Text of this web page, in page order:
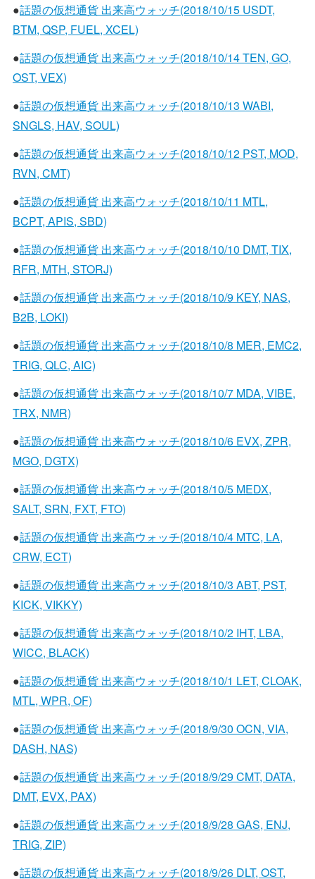
●話題の仮想通貨 出来高ウォッチ(2018/10/15 USDT,
BTM, QSP, FUEL, XCEL)
●話題の仮想通貨 出来高ウォッチ(2018/10/14 TEN, GO,
OST, VEX)
●話題の仮想通貨 出来高ウォッチ(2018/10/13 WABI,
SNGLS, HAV, SOUL)
●話題の仮想通貨 出来高ウォッチ(2018/10/12 PST, MOD,
RVN, CMT)
●話題の仮想通貨 出来高ウォッチ(2018/10/11 MTL,
BCPT, APIS, SBD)
●話題の仮想通貨 出来高ウォッチ(2018/10/10 DMT, TIX,
RFR, MTH, STORJ)
●話題の仮想通貨 出来高ウォッチ(2018/10/9 KEY, NAS,
B2B, LOKI)
●話題の仮想通貨 出来高ウォッチ(2018/10/8 MER, EMC2,
TRIG, QLC, AIC)
●話題の仮想通貨 出来高ウォッチ(2018/10/7 MDA, VIBE,
TRX, NMR)
●話題の仮想通貨 出来高ウォッチ(2018/10/6 EVX, ZPR,
MGO, DGTX)
●話題の仮想通貨 出来高ウォッチ(2018/10/5 MEDX,
SALT, SRN, FXT, FTO)
●話題の仮想通貨 出来高ウォッチ(2018/10/4 MTC, LA,
CRW, ECT)
●話題の仮想通貨 出来高ウォッチ(2018/10/3 ABT, PST,
KICK, VIKKY)
●話題の仮想通貨 出来高ウォッチ(2018/10/2 IHT, LBA,
WICC, BLACK)
●話題の仮想通貨 出来高ウォッチ(2018/10/1 LET, CLOAK,
MTL, WPR, OF)
●話題の仮想通貨 出来高ウォッチ(2018/9/30 OCN, VIA,
DASH, NAS)
●話題の仮想通貨 出来高ウォッチ(2018/9/29 CMT, DATA,
DMT, EVX, PAX)
●話題の仮想通貨 出来高ウォッチ(2018/9/28 GAS, ENJ,
TRIG, ZIP)
●話題の仮想通貨 出来高ウォッチ(2018/9/26 DLT, OST,